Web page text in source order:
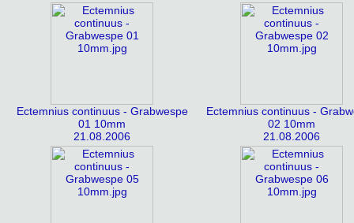
Ectemnius continuus - Grabwespe
01 10mm
21.08.2006
Ectemnius continuus -
02 10mm
21.08.2006